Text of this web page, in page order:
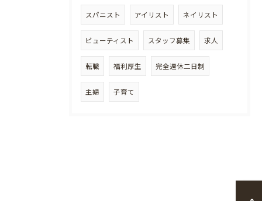
スパニスト アイリスト ネイリスト
ビューティスト スタッフ募集 求人
転職 福利厚生 完全週休二日制
主婦 子育て